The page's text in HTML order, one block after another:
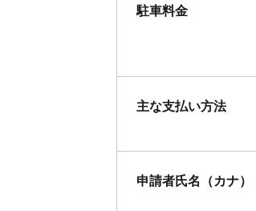
駐車料金
主な支払い方法
申請者氏名（カナ）